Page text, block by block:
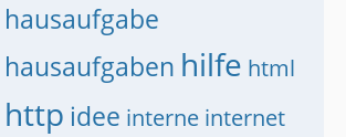
hausaufgabe
hausaufgaben hilfe html
http idee interne internet